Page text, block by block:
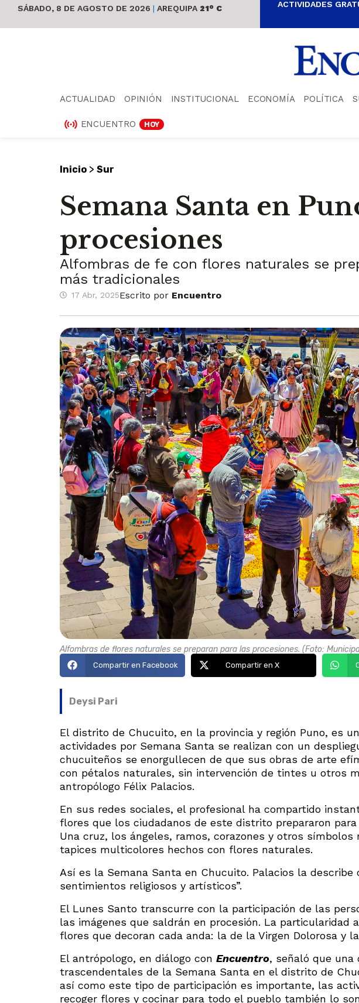
SÁBADO, 8 DE AGOSTO DE 2026 | AREQUIPA 21° C ACTIVIDADES
ACTUALIDAD OPINIÓN INSTITUCIONAL ECONOMÍA POLÍTICA
ENCUENTRO HOY
Inicio > Sur
Semana Santa en
procesiones
Alfombras de fe con flores naturales se
más tradicionales
17 Abr, 2025Escrito por Encuentro
Alfombras de flores naturales se preparan para las procesiones. (Foto:
Compartir en Facebook Compartir en X
Deysi Pari
El distrito de Chucuito, en la provincia y región Puno, es
actividades por Semana Santa se realizan con un
chucuiteños se enorgullecen de que sus obras de arte
con pétalos naturales, sin intervención de tintes u otros
antropólogo Félix Palacios.
En sus redes sociales, el profesional ha compartido
flores que los ciudadanos de este distrito prepararon para
Una cruz, los ángeles, ramos, corazones y otros símbolos
tapices multicolores hechos con flores naturales.
Así es la Semana Santa en Chucuito. Palacios la describe
sentimientos religiosos y artísticos”.
El Lunes Santo transcurre con la participación de las
las imágenes que saldrán en procesión. La particularidad
flores que decoran cada anda: la de la Virgen Dolorosa y
El antrópologo, en diálogo con Encuentro, señaló que una
trascendentales de la Semana Santa en el distrito de
así como este tipo de participación es importante, las
recoger flores y cocinar para todo el pueblo también lo